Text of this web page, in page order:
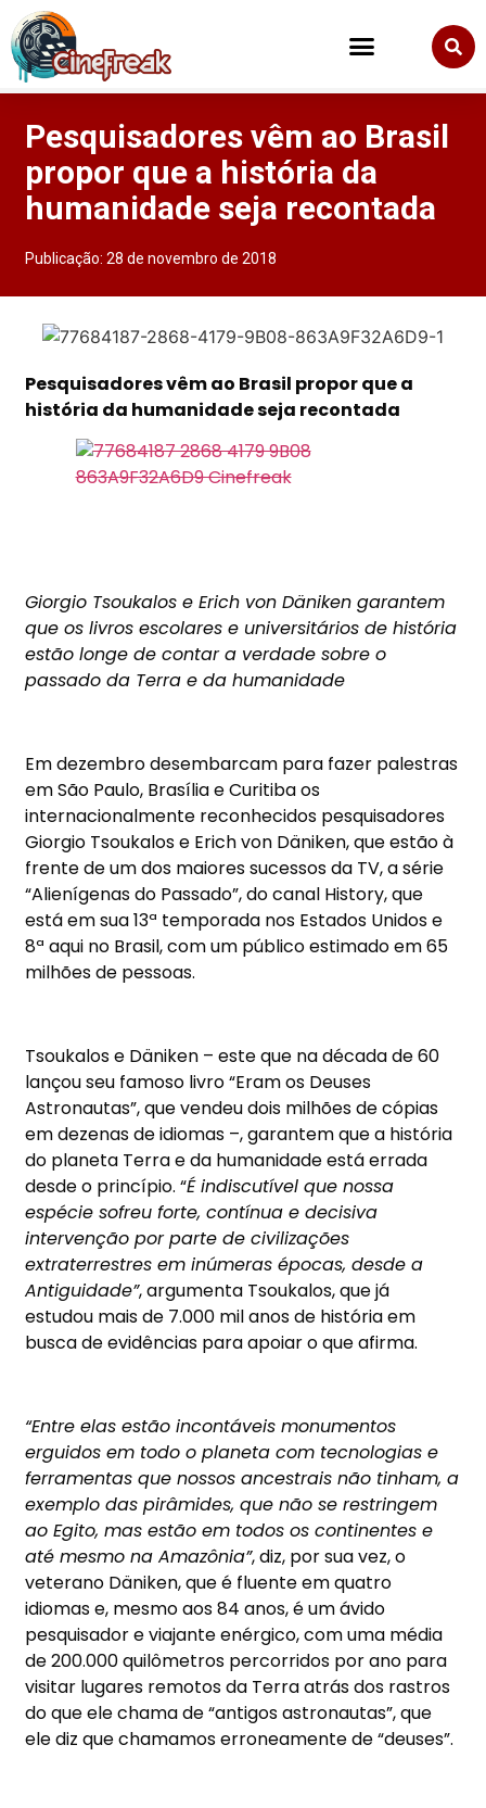
Pesquisadores vêm ao Brasil
propor que a história da
humanidade seja recontada
Publicação:28 de novembro de 2018
Pesquisadores vêm ao Brasil propor que a
história da humanidade seja recontada
Giorgio Tsoukalos e Erich von Däniken garantem
que os livros escolares e universitários de história
estão longe de contar a verdade sobre o
passado da Terra e da humanidade
Em dezembro desembarcam para fazer palestras
em São Paulo, Brasília e Curitiba os
internacionalmente reconhecidos pesquisadores
Giorgio Tsoukalos e Erich von Däniken, que estão à
frente de um dos maiores sucessos da TV, a série
“Alienígenas do Passado”, do canal History, que
está em sua 13ª temporada nos Estados Unidos e
8ª aqui no Brasil, com um público estimado em 65
milhões de pessoas.
Tsoukalos e Däniken – este que na década de 60
lançou seu famoso livro “Eram os Deuses
Astronautas”, que vendeu dois milhões de cópias
em dezenas de idiomas –, garantem que a história
do planeta Terra e da humanidade está errada
desde o princípio. “É indiscutível que nossa
espécie sofreu forte, contínua e decisiva
intervenção por parte de civilizações
extraterrestres em inúmeras épocas, desde a
Antiguidade”, argumenta Tsoukalos, que já
estudou mais de 7.000 mil anos de história em
busca de evidências para apoiar o que afirma.
“Entre elas estão incontáveis monumentos
erguidos em todo o planeta com tecnologias e
ferramentas que nossos ancestrais não tinham, a
exemplo das pirâmides, que não se restringem
ao Egito, mas estão em todos os continentes e
até mesmo na Amazônia”, diz, por sua vez, o
veterano Däniken, que é fluente em quatro
idiomas e, mesmo aos 84 anos, é um ávido
pesquisador e viajante enérgico, com uma média
de 200.000 quilômetros percorridos por ano para
visitar lugares remotos da Terra atrás dos rastros
do que ele chama de “antigos astronautas”, que
ele diz que chamamos erroneamente de “deuses”.